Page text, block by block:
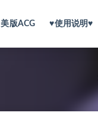
美版ACG ♥使用说明♥